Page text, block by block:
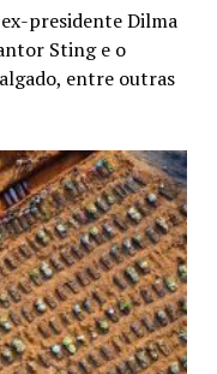
presidente Dilma
Sting e o
entre outras